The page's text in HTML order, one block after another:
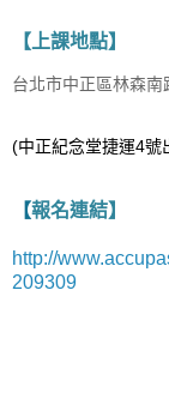
【上課地點】
台北市中正區林森
(中正紀念堂捷運4號
【報名連結】
http://
209309